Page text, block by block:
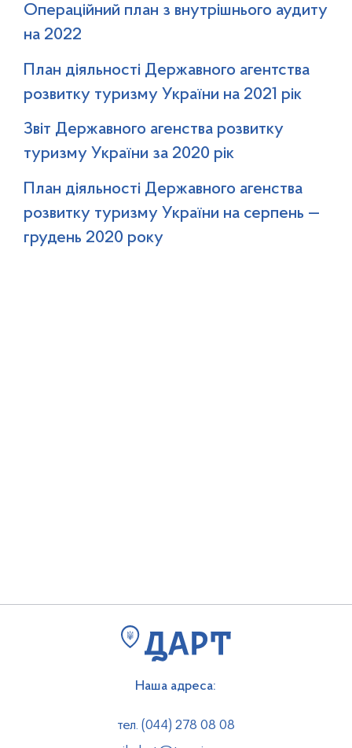
Операційний план з внутрішнього аудиту
на 2022
План діяльності Державного агентства
розвитку туризму України на 2021 рік
Звіт Державного агенства розвитку
туризму України за 2020 рік
План діяльності Державного агенства
розвитку туризму України на серпень —
грудень 2020 року
Наша адреса:
тел. (044) 278 08 08